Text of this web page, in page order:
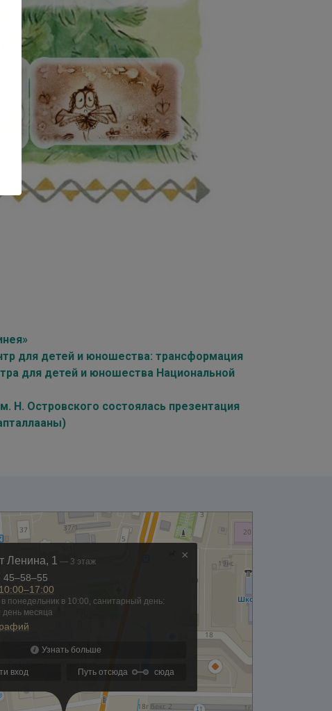
для детей и юношества: трансформация
для детей и юношества Национальной
Н. Островского состоялась презентация